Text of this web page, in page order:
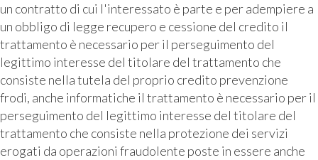
un contratto di cui l'interessato è parte e per adempiere a
un obbligo di legge recupero e cessione del credito il
trattamento è necessario per il perseguimento del
legittimo interesse del titolare del trattamento che
consiste nella tutela del proprio credito prevenzione
frodi, anche informatiche il trattamento è necessario per il
perseguimento del legittimo interesse del titolare del
trattamento che consiste nella protezione dei servizi
erogati da operazioni fraudolente poste in essere anche